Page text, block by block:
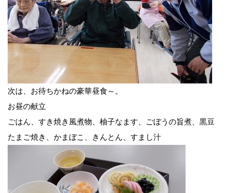
次は、お待ちかねの豪華昼食～。
お昼の献立
ごはん、すき焼き風煮物、柚子なます、ごぼうの旨煮、黒豆
たまご焼き、かまぼこ、きんとん、すまし汁